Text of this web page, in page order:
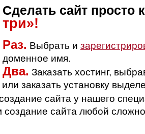
Сделать сайт просто
три»!
Раз. Выбрать и
доменное имя.
Два. Заказать хостинг,
заказать установку
сайта у нашего
создание сайта любой